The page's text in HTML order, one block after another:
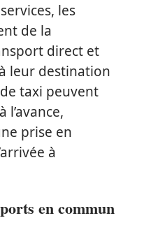
les
de la
direct et
leur destination
taxi peuvent
l’avance,
prise en
à
en commun